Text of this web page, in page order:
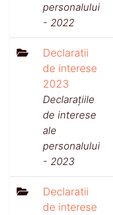
personalului
- 2022
Declaratii
de interese
2023
Declarațiile
de interese
ale
personalului
- 2023
Declaratii
de interese